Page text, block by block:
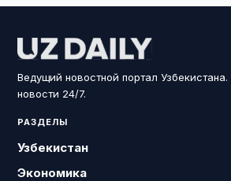
Ведущий новостной портал Узбекистана.
новости 24/7.
РАЗДЕЛЫ
Узбекистан
Экономика